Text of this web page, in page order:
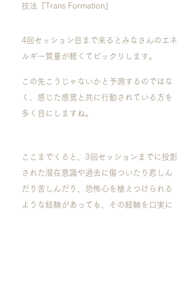
技法『Trans Formation』
4回セッション目まで来るとみなさんのエネ
ルギー質量が軽くてビックリします。
この先こうじゃないかと予測するのではな
く、感じた感覚と共に行動されている方を
多く目にしますね。
ここまでくると、3回セッションまでに投影
された潜在意識や過去に傷ついたり悲しん
だり苦しんだり、恐怖心を植えつけられる
ような経験があっても、その経験を口実に